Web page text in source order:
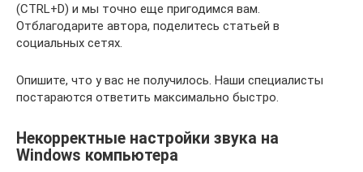
(CTRL+D) и мы точно еще пригодимся вам.
Отблагодарите автора, поделитесь статьей в
социальных сетях.
Опишите, что у вас не получилось. Наши специалисты
постараются ответить максимально быстро.
Некорректные настройки звука на
Windows компьютера